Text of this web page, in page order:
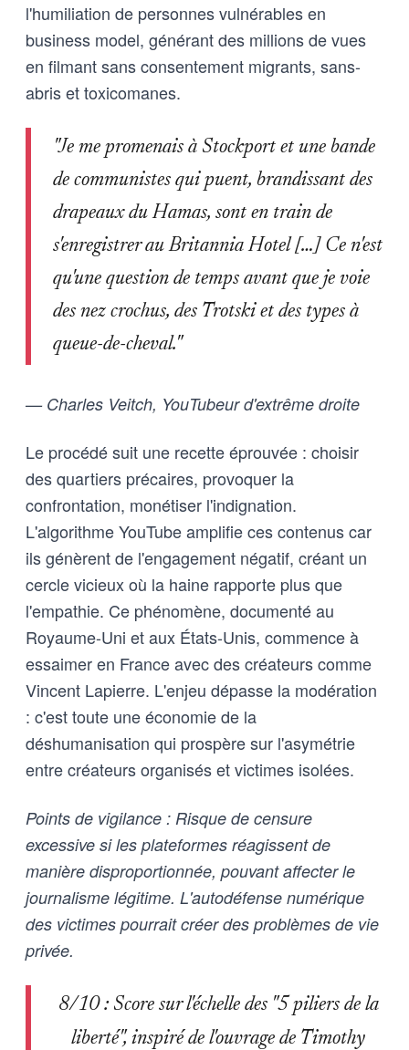
l'humiliation de personnes vulnérables en
business model, générant des millions de vues
en filmant sans consentement migrants, sans-
abris et toxicomanes.
"Je me promenais à Stockport et une bande
de communistes qui puent, brandissant des
drapeaux du Hamas, sont en train de
s'enregistrer au Britannia Hotel […] Ce n'est
qu'une question de temps avant que je voie
des nez crochus, des Trotski et des types à
queue-de-cheval."
— Charles Veitch, YouTubeur d'extrême droite
Le procédé suit une recette éprouvée : choisir
des quartiers précaires, provoquer la
confrontation, monétiser l'indignation.
L'algorithme YouTube amplifie ces contenus car
ils génèrent de l'engagement négatif, créant un
cercle vicieux où la haine rapporte plus que
l'empathie. Ce phénomène, documenté au
Royaume-Uni et aux États-Unis, commence à
essaimer en France avec des créateurs comme
Vincent Lapierre. L'enjeu dépasse la modération
: c'est toute une économie de la
déshumanisation qui prospère sur l'asymétrie
entre créateurs organisés et victimes isolées.
Points de vigilance : Risque de censure
excessive si les plateformes réagissent de
manière disproportionnée, pouvant affecter le
journalisme légitime. L'autodéfense numérique
des victimes pourrait créer des problèmes de vie
privée.
8/10 : Score sur l'échelle des "5 piliers de la
liberté", inspiré de l'ouvrage de Timothy